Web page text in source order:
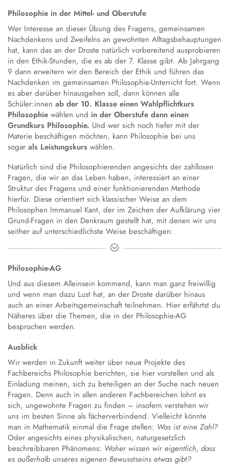
Philosophie in der Mittel- und Oberstufe
Wer Interesse an dieser Übung des Fragens, gemeinsamen
Nachdenkens und Zweifelns an gewohnten Alltagsbehauptungen
hat, kann das an der Droste natürlich vorbereitend ausprobieren
in den Ethik-Stunden, die es ab der 7. Klasse gibt. Ab Jahrgang
9 dann erweitern wir den Bereich der Ethik und führen das
Nachdenken im gemeinsamen Philosophie-Unterricht fort. Wenn
es aber darüber hinausgehen soll, dann können alle
Schüler:innen ab der 10. Klasse einen Wahlpflichtkurs
Philosophie wählen und in der Oberstufe dann einen
Grundkurs Philosophie. Und wer sich noch tiefer mit der
Materie beschäftigen möchten, kann Philosophie bei uns
sogar als Leistungskurs wählen.
Natürlich sind die Philosophierenden angesichts der zahllosen
Fragen, die wir an das Leben haben, interessiert an einer
Struktur des Fragens und einer funktionierenden Methode
hierfür. Diese orientiert sich klassischer Weise an dem
Philosophen Immanuel Kant, der im Zeichen der Aufklärung vier
Grund-Fragen in den Denkraum gestellt hat, mit denen wir uns
seither auf unterschiedlichste Weise beschäftigen:
Was ist der Mensch?
Was kann ich wissen?
Was darf ich hoffen?
Ein Grund dafür, warum es für uns Menschen sogar notwendig
ist, in den gemeinsamen Austausch darüber zu treten, was uns
irritiert, wundert und auch manchmal verstört, lautet: Es ist die
Frage nach unserem moralischen Orientierungskompass! Wer
fragt sich gerade in Zeiten der ununterbrochenen
Kommunikation durch die digitalen Medien nicht oft genug im
Stillen: Finde ich das richtig? Ist das, was mir hier begegnet,
das, was ich brauche und mir erhoffe? Hannah Arendt, eine
Philosophin des 20. Jahrhunderts, behauptete diesbezüglich
lange vor der Digitalisierung:„Niemand, der nicht fähig ist, mit
sich selbst einen Dialog zu führen, kann sein Gewissen
bewahren. Denn ihm fehlt, was für alle Formen des Denkens
notwendig ist: das Alleinsein.“Über die Bedeutung und
Aktualität dieser Aussage lässt sich im Philosophie-Unterricht
trefflich diskutieren!
Philosophie-AG
Und aus diesem Alleinsein kommend, kann man ganz freiwillig
und wenn man dazu Lust hat, an der Droste darüber hinaus
auch an einer Arbeitsgemeinschaft teilnehmen. Hier erfährtst du
Näheres über die Themen, die in der Philosophie-AG
besprochen werden.
Ausblick
Wir werden in Zukunft weiter über neue Projekte des
Fachbereichs Philosophie berichten, sie hier vorstellen und als
Einladung meinen, sich zu beteiligen an der Suche nach neuen
Fragen. Denn auch in allen anderen Fachbereichen lohnt es
sich, ungewohnte Fragen zu finden – insofern verstehen wir
uns im besten Sinne als fächerverbindend. Vielleicht könnte
man in Mathematik einmal die Frage stellen: Was ist eine Zahl?
Oder angesichts eines physikalischen, naturgesetzlich
beschreibbaren Phänomens: Woher wissen wir eigentlich, dass
es außerhalb unseres eigenen Bewusstseins etwas gibt?